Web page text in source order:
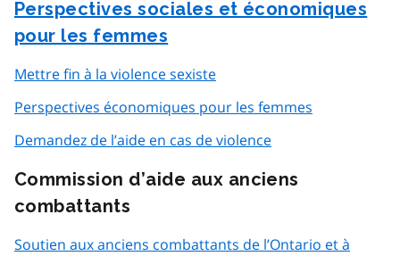
Perspectives sociales et économiques
pour les femmes
Mettre fin à la violence sexiste
Perspectives économiques pour les femmes
Demandez de l’aide en cas de violence
Commission d’aide aux anciens
combattants
Soutien aux anciens combattants de l’Ontario et à